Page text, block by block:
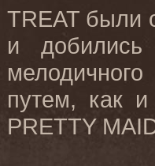
TREAT были
и
путем, как
PRETTY